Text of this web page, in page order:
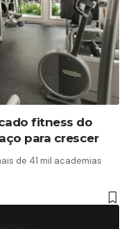
fitness do
para crescer
de 41 mil academias